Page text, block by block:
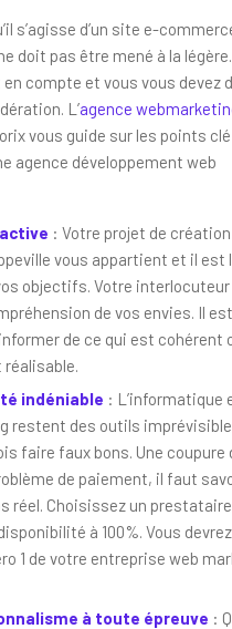
s’agisse d’un site e-
doit pas être mené à la
compte et vous vous devez
L’agence
vous guide sur les points
agence développement web
: Votre projet de
vous appartient et il est
objectifs. Votre
de vos envies. Il
de ce qui est cohérent
réalisable.
indéniable : L’informatique
restent des outils
faire faux bons. Une coupure
de paiement, il faut
réel. Choisissez un
à 100%. Vous
1 de votre entreprise web
à toute épreuve :